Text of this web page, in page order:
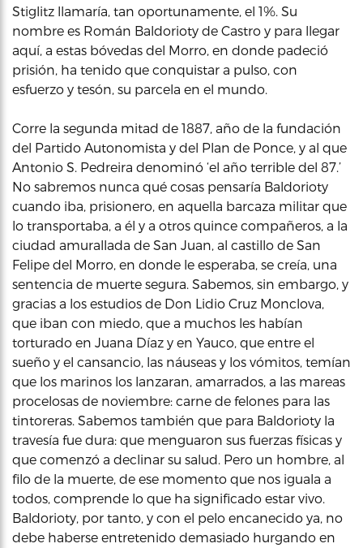
Stiglitz llamaría, tan oportunamente, el 1%. Su
nombre es Román Baldorioty de Castro y para llegar
aquí, a estas bóvedas del Morro, en donde padeció
prisión, ha tenido que conquistar a pulso, con
esfuerzo y tesón, su parcela en el mundo.
Corre la segunda mitad de 1887, año de la fundación
del Partido Autonomista y del Plan de Ponce, y al que
Antonio S. Pedreira denominó ‘el año terrible del 87.’
No sabremos nunca qué cosas pensaría Baldorioty
cuando iba, prisionero, en aquella barcaza militar que
lo transportaba, a él y a otros quince compañeros, a la
ciudad amurallada de San Juan, al castillo de San
Felipe del Morro, en donde le esperaba, se creía, una
sentencia de muerte segura. Sabemos, sin embargo, y
gracias a los estudios de Don Lidio Cruz Monclova,
que iban con miedo, que a muchos les habían
torturado en Juana Díaz y en Yauco, que entre el
sueño y el cansancio, las náuseas y los vómitos, temían
que los marinos los lanzaran, amarrados, a las mareas
procelosas de noviembre: carne de felones para las
tintoreras. Sabemos también que para Baldorioty la
travesía fue dura: que menguaron sus fuerzas físicas y
que comenzó a declinar su salud. Pero un hombre, al
filo de la muerte, de ese momento que nos iguala a
todos, comprende lo que ha significado estar vivo.
Baldorioty, por tanto, y con el pelo encanecido ya, no
debe haberse entretenido demasiado hurgando en